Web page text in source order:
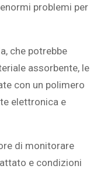
problemi per
che potrebbe
assorbente, le
con un polimero
elettronica e
di monitorare
e condizioni